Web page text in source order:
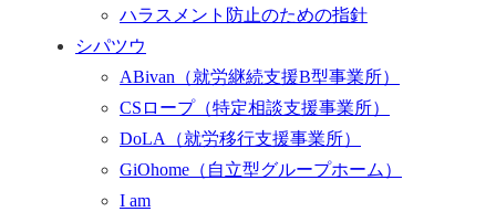
ハラスメント防止のための指針
シパツウ
ABivan （就労継続支援B型事業所）
CSロープ （特定相談支援事業所）
DoLA （就労移行支援事業所）
GiOhome （自立型グループホーム）
I am